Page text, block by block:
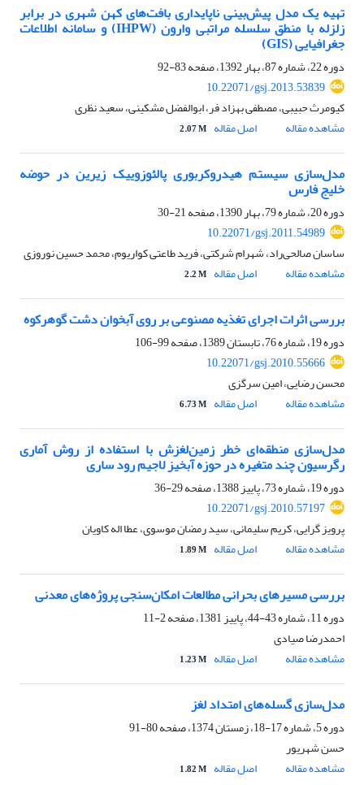
تهیه یک مدل پیش‌بینی ناپایداری بافت‌های کهن شهری در برابر
زلزله با منطق سلسله مراتبی وارون (IHPW) و سامانه اطلاعات
جغرافیایی (GIS)
دوره 22، شماره 87، بهار 1392، صفحه
83-92
10.22071/gsj.2013.53839
کیومرث حبیبی، مصطفی بهزاد فر، ابوالفضل مشکینی، سعید نظری
مشاهده مقاله
اصل مقاله 2.07 M
مدل‌سازی سیستم هیدروکربوری پالئوزوییک زیرین در حوضه
خلیج فارس
دوره 20، شماره 79، بهار 1390، صفحه
21-30
10.22071/gsj.2011.54989
ساسان صالحی‌راد، شهرام شرکتی، فرید طاعتی کواریوم، محمد حسین نوروزی
مشاهده مقاله
اصل مقاله 2.2 M
بررسی اثرات اجرای تغذیه مصنوعی بر روی آبخوان دشت گوهرکوه
دوره 19، شماره 76، تابستان 1389، صفحه
99-106
10.22071/gsj.2010.55666
محسن رضایی، امین سرگزی
مشاهده مقاله
اصل مقاله 6.73 M
مدل‌سازی منطقه‌ای خطر زمین‌لغزش با استفاده از روش آماری
رگرسیون چند متغیره در حوزه آبخیز لاجیم رود ساری
دوره 19، شماره 73، پاییز 1388، صفحه
29-36
10.22071/gsj.2010.57197
پرویز گرایی، کریم سلیمانی، سید رمضان موسوی، عطا اله کاویان
مشاهده مقاله
اصل مقاله 1.89 M
بررسی مسیرهای بحرانی مطالعات امکان‌سنجی پروژه‌های معدنی
دوره 11، شماره 43-44، پاییز 1381، صفحه
2-11
احمدرضا صیادی
مشاهده مقاله
اصل مقاله 1.23 M
مدل‌سازی گسله‌های امتداد لغز
دوره 5، شماره 17-18، زمستان 1374، صفحه
80-91
حسن شهریور
مشاهده مقاله
اصل مقاله 1.82 M